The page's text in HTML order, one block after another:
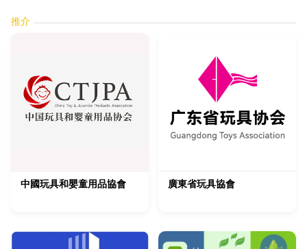
推介
中國玩具和嬰童用品協會 廣東省玩具協會